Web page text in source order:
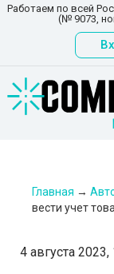
Работаем по всей
(№ 9073,
Главная →
вести учет
4 августа 2023,